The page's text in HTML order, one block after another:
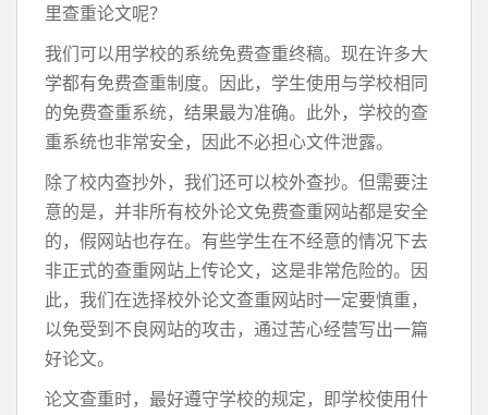
里查重论文呢？
我们可以用学校的系统免费查重终稿。现在许多大
学都有免费查重制度。因此，学生使用与学校相同
的免费查重系统，结果最为准确。此外，学校的查
重系统也非常安全，因此不必担心文件泄露。
除了校内查抄外，我们还可以校外查抄。但需要注
意的是，并非所有校外论文免费查重网站都是安全
的，假网站也存在。有些学生在不经意的情况下去
非正式的查重网站上传论文，这是非常危险的。因
此，我们在选择校外论文查重网站时一定要慎重，
以免受到不良网站的攻击，通过苦心经营写出一篇
好论文。
论文查重时，最好遵守学校的规定，即学校使用什